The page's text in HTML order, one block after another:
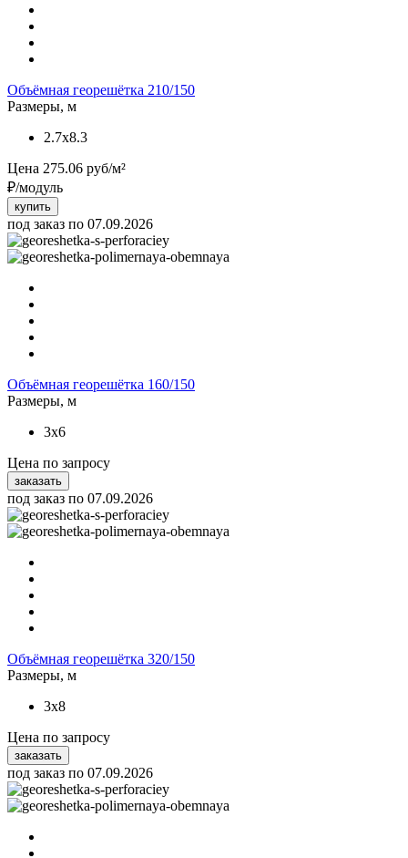
Объёмная георешётка 210/150
Размеры, м
2.7x8.3
Цена 275.06 руб/м²
₽/модуль
купить
под заказ по 07.09.2026
Объёмная георешётка 160/150
Размеры, м
3x6
Цена по запросу
заказать
под заказ по 07.09.2026
Объёмная георешётка 320/150
Размеры, м
3x8
Цена по запросу
заказать
под заказ по 07.09.2026